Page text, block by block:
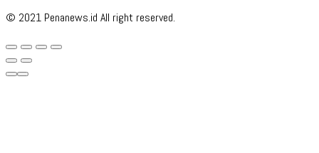
© 2021 Penanews.id All right reserved.